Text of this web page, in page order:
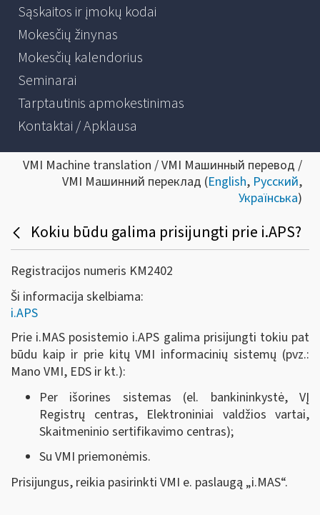
Sąskaitos ir įmokų kodai
Mokesčių žinynas
Mokesčių kalendorius
Seminarai
Tarptautinis apmokestinimas
Kontaktai / Apklausa
VMI Machine translation / VMI Машинный перевод /
VMI Машинний переклад (English, Русский,
Українська)
Kokiu būdu galima prisijungti prie i.APS?
Registracijos numeris KM2402
Ši informacija skelbiama:
i.APS
Prie i.MAS posistemio i.APS galima prisijungti tokiu pat
būdu kaip ir prie kitų VMI informacinių sistemų (pvz.:
Mano VMI, EDS ir kt.):
Per išorines sistemas (el. bankininkystė, VĮ
Registrų centras, Elektroniniai valdžios vartai,
Skaitmeninio sertifikavimo centras);
Su VMI priemonėmis.
Prisijungus, reikia pasirinkti VMI e. paslaugą „i.MAS“.